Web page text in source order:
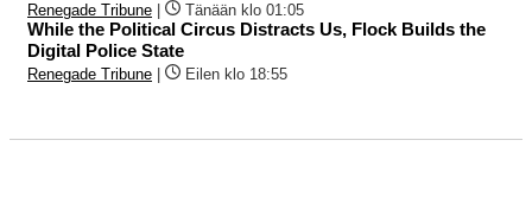
Renegade Tribune Tänään klo 01:05
While the Political Circus Distracts Us, Flock Builds the
Digital Police State
Renegade Tribune Eilen klo 18:55